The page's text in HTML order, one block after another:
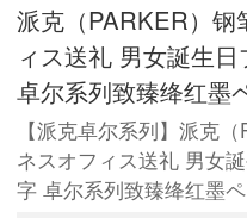
派克（PARKER）钢
ィス送礼 男女誕生
卓尔系列致臻绛红墨
【派克卓尔系列】派克
ネスオフィス送礼 男女
字 卓尔系列致臻绛红墨